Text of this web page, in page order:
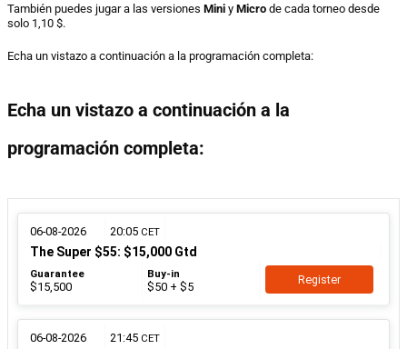
También puedes jugar a las versiones Mini y Micro de cada torneo desde
solo 1,10 $.
Echa un vistazo a continuación a la programación completa:
Echa un vistazo a continuación a la
programación completa: